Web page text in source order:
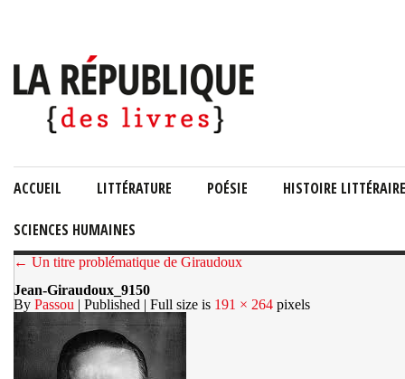
ACCUEIL LITTÉRATURE POÉSIE HISTOIRE LITTÉRAIRE
SCIENCES HUMAINES
← Un titre problématique de Giraudoux
Jean-Giraudoux_9150
By Passou | Published | Full size is 191 × 264 pixels